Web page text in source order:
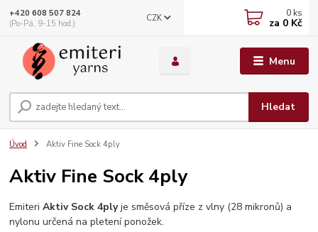
Menu
CZK
Hledat
+420 608 507 824
(Po-Pá, 9-15 hod.)
0 ks
za 0 Kč
Úvod Aktiv Fine Sock 4ply
Aktiv Fine Sock 4ply
EmiteriAktiv Sock 4plyje směsová příze z vlny (28 mikronů) a
nylonu určená na pletení ponožek.